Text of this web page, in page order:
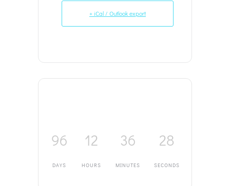
+ iCal / Outlook export
96
DAYS
12
HOURS
36
MINUTES
28
SECONDS